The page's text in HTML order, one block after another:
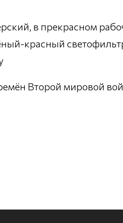
в прекрасном
красный
Второй мировой